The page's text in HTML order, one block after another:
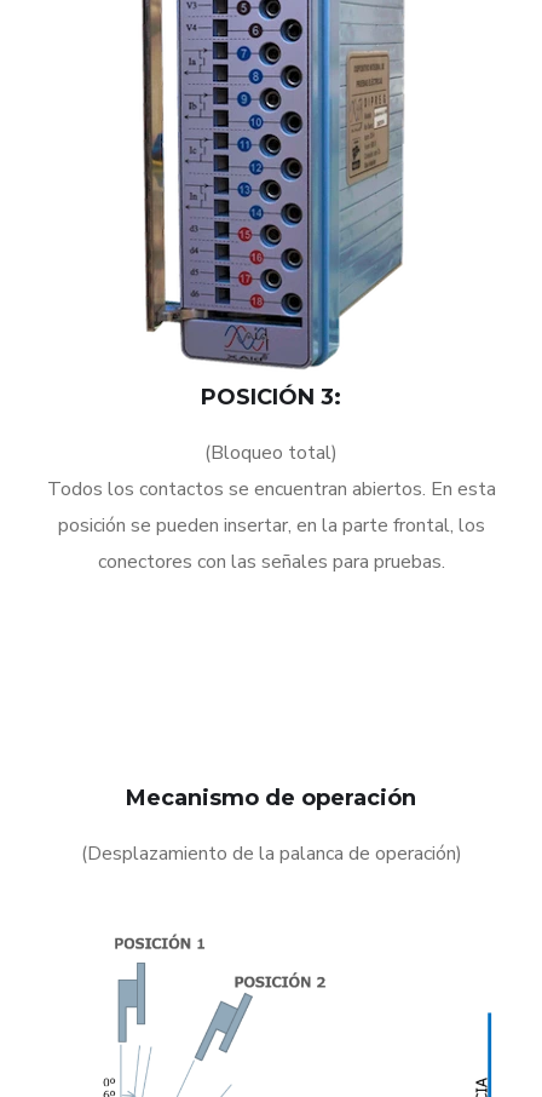
POSICIÓN 3:
(Bloqueo total)
Todos los contactos se encuentran abiertos. En esta
posición se pueden insertar, en la parte frontal, los
conectores con las señales para pruebas.
Mecanismo de operación
(Desplazamiento de la palanca de operación)